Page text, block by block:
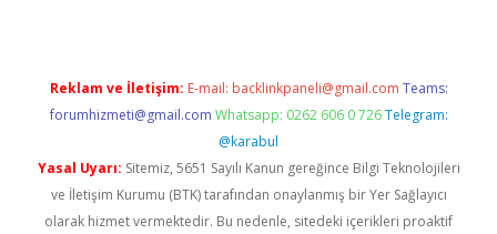
Reklam ve İletişim: E-mail: backlinkpaneli@gmail.com Teams:
forumhizmeti@gmail.com Whatsapp: 0262 606 0 726 Telegram:
@karabul
Yasal Uyarı: Sitemiz, 5651 Sayılı Kanun gereğince Bilgi Teknolojileri
ve İletişim Kurumu (BTK) tarafından onaylanmış bir Yer Sağlayıcı
olarak hizmet vermektedir. Bu nedenle, sitedeki içerikleri proaktif